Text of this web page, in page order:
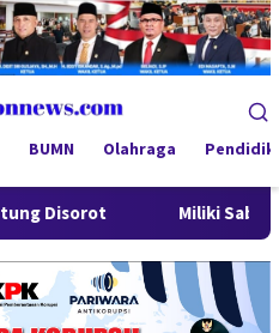
BUMN Olahraga
Miliki Sabu 50 Gram, IRT